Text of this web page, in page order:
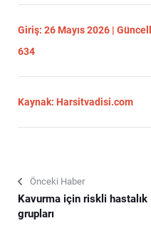
Giriş: 26 Mayıs 2026 |
634
Kaynak: Harsitvadisi.com
Önceki Haber
Kavurma için riskli hastalık
grupları